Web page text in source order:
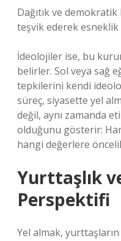
Dağıtık ve
teşvik ederek esneklik
İdeolojiler ise, bu
belirler. Sol veya sağ
tepkilerini kendi
süreç, siyasette yel
değil, aynı zamanda
olduğunu gösterir:
hangi değerlere
Yurttaşlık
Perspektifi
Yel almak, yurttaşların